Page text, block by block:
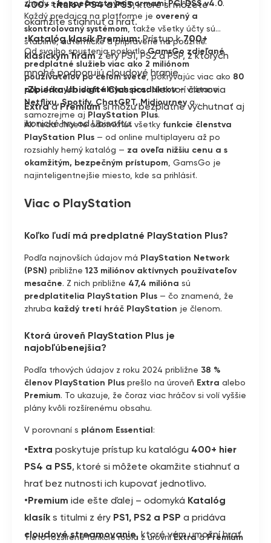
400+ titulov PS4 a PS5, ktoré si môžete
okamžite stiahnuť a hrať.
•Katalóg klasík Premium:Prístup k700+
klasickým hrámz éry PS1, PS2 a PSP, z ktorých
mnohé podporujú cloudové hranie.
•Zbierka Ubisoft+ Classics:Niektorí členovia
ExtraaPremiumsi môžu bezplatne vychutnať aj
ikonické hry od Ubisoftu.
zhody sbezpečnostnými normami PCI DSS v4.0.
Každý predajca na platforme je overený a
skontrolovaný systémom , takže všetky účty sú
stabilné, autentické a pripravené na použitie.
Od svojho spustenia poskytloGamsGo zdieľané
predplatné služieb viac ako 2 miliónom
používateľov po celom svete, pokrývajúc viac ako 80
populárnych digitálnych produktov— vrátane
Netflixu, Spotify, ChatGPT, Midjourney a
samozrejme aj PlayStation Plus.
Ak teda chcete odomknúť všetky funkcie členstva
PlayStation Plus — od online multiplayeru až po
rozsiahly herný katalóg — za oveľa nižšiu cenu a s
okamžitým, bezpečným prístupom , GamsGo je
najinteligentnejšie miesto, kde sa prihlásiť.
Viac o PlayStation
Koľko ľudí má predplatné PlayStation Plus?
Podľa najnovších údajov má PlayStation Network
(PSN) približne123 miliónov aktívnych používateľov
mesačne. Z nich približne 47,4 milióna sú
predplatitelia PlayStation Plus — čo znamená, že
zhruba každý tretí hráč PlayStation je členom.
Ktorá úroveň PlayStation Plus je
najobľúbenejšia?
Podľa trhových údajov z roku 2024 približne 38 %
členov PlayStation Plus prešlo na úroveň Extra alebo
Premium. To ukazuje, že čoraz viac hráčov si volí vyššie
plány kvôli rozšírenému obsahu.
V porovnaní s plánom Essential:
•Extra poskytuje prístup ku katalógu 400+ hier
PS4 a PS5, ktoré si môžete okamžite stiahnuť a
hrať bez nutnosti ich kupovať jednotlivo.
•Premium ide ešte ďalej – odomyká Katalóg
klasík s titulmi z éry PS1, PS2 a PSP a pridáva
cloudové streamovanie, ktoré vám umožní hrať
Tieto rozšírené funkcie robia z úrovníExtraaPremium